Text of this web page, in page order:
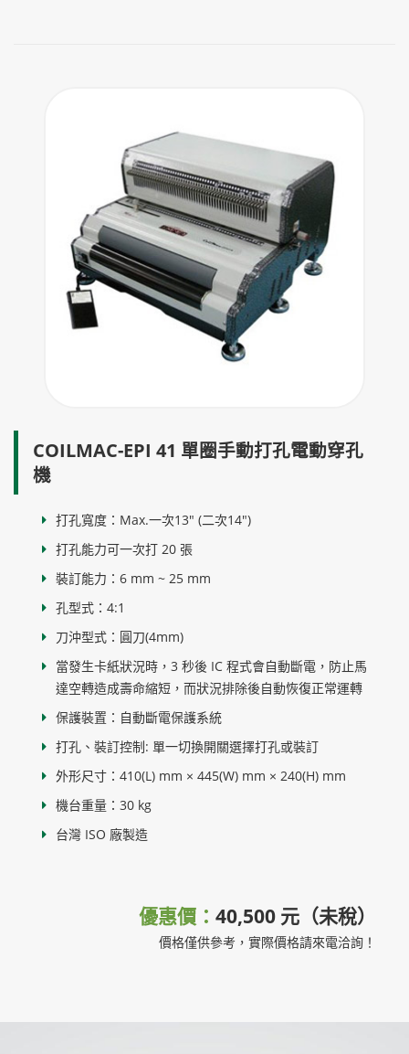
COILMAC-EPI 41 單圈手動打孔電動穿孔
機
打孔寬度：Max.一次13" (二次14")
打孔能力可一次打 20 張
裝訂能力：6 mm ~ 25 mm
孔型式：4:1
刀沖型式：圓刀(4mm)
當發生卡紙狀況時，3 秒後 IC 程式會自動斷電，防止馬
達空轉造成壽命縮短，而狀況排除後自動恢復正常運轉
保護裝置：自動斷電保護系統
打孔、裝訂控制: 單一切換開關選擇打孔或裝訂
外形尺寸：410(L) mm × 445(W) mm × 240(H) mm
機台重量：30 kg
台灣 ISO 廠製造
優惠價：40,500 元（未稅）
價格僅供參考，實際價格請來電洽詢！